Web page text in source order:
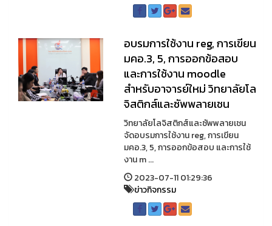
อบรมการใช้งาน reg, การเขียน
มคอ.3, 5, การออกข้อสอบ
และการใช้งาน moodle
สำหรับอาจารย์ใหม่ วิทยาลัยโล
จิสติกส์และซัพพลายเชน
วิทยาลัยโลจิสติกส์และซัพพลายเชน
จัดอบรมการใช้งาน reg, การเขียน
มคอ.3, 5, การออกข้อสอบ และการใช้
งาน m ...
2023-07-11 01:29:36
ข่าวกิจกรรม